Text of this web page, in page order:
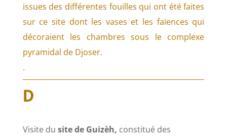
issues des différentes fouilles qui ont été faites
sur ce site dont les vases et les faïences qui
décoraient les chambres sous le complexe
pyramidal de Djoser.
.
D
Visite du site de Guizèh, constitué des